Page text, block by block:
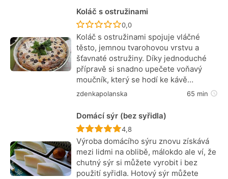
Koláč s ostružinami
Recept ještě nebyl hodnocen
0,0
Koláč s ostružinami spojuje vláčné
těsto, jemnou tvarohovou vrstvu a
šťavnaté ostružiny. Díky jednoduché
přípravě si snadno upečete voňavý
moučník, který se hodí ke kávě…
zdenkapolanska 65 min
Domácí sýr (bez syřidla)
Recept ještě nebyl hodnocen
4,8
Výroba domácího sýru znovu získává
mezi lidmi na oblibě, málokdo ale ví, že
chutný sýr si můžete vyrobit i bez
použití syřidla. Hotový sýr můžete